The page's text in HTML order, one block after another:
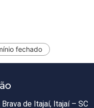
fechado
de Itajaí, Itajaí – SC